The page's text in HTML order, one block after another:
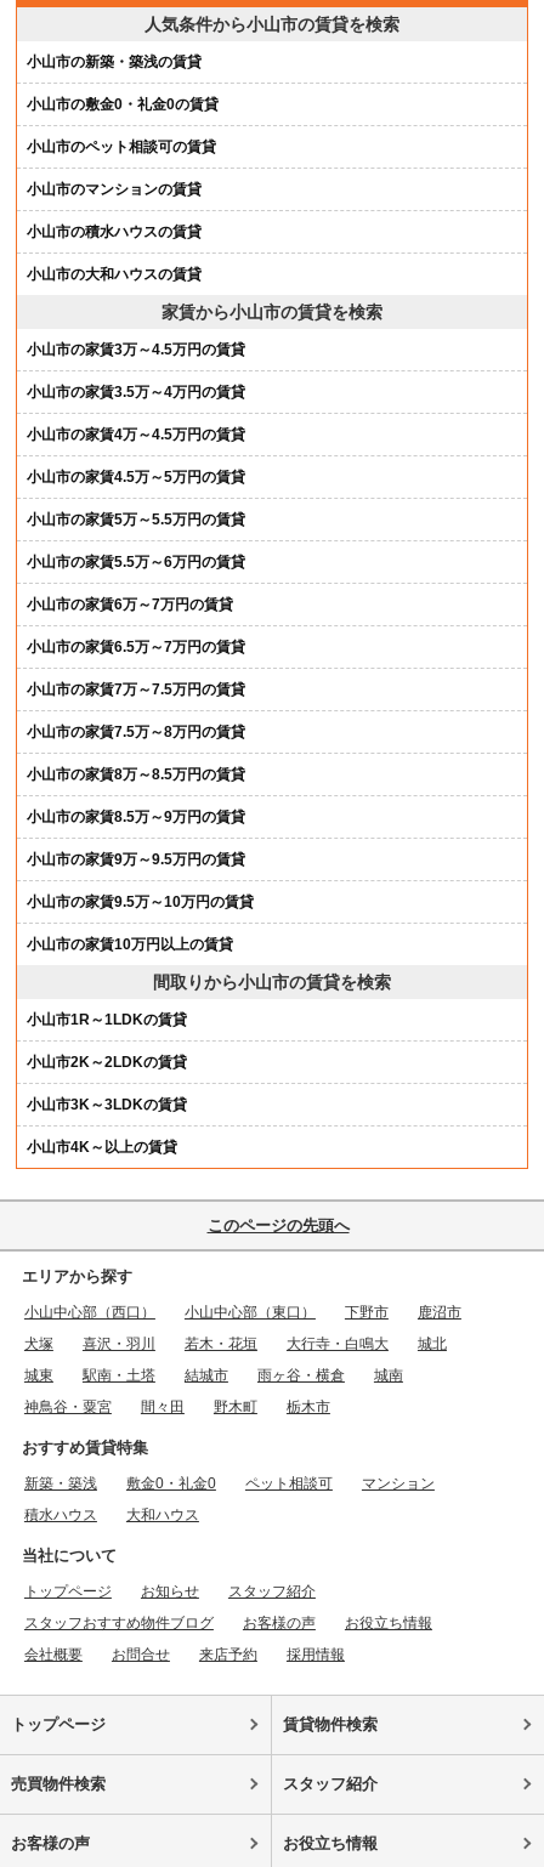
人気条件から小山市の賃貸を検索
小山市の新築・築浅の賃貸
小山市の敷金0・礼金0の賃貸
小山市のペット相談可の賃貸
小山市のマンションの賃貸
小山市の積水ハウスの賃貸
小山市の大和ハウスの賃貸
家賃から小山市の賃貸を検索
小山市の家賃3万～4.5万円の賃貸
小山市の家賃3.5万～4万円の賃貸
小山市の家賃4万～4.5万円の賃貸
小山市の家賃4.5万～5万円の賃貸
小山市の家賃5万～5.5万円の賃貸
小山市の家賃5.5万～6万円の賃貸
小山市の家賃6万～7万円の賃貸
小山市の家賃6.5万～7万円の賃貸
小山市の家賃7万～7.5万円の賃貸
小山市の家賃7.5万～8万円の賃貸
小山市の家賃8万～8.5万円の賃貸
小山市の家賃8.5万～9万円の賃貸
小山市の家賃9万～9.5万円の賃貸
小山市の家賃9.5万～10万円の賃貸
小山市の家賃10万円以上の賃貸
間取りから小山市の賃貸を検索
小山市1R～1LDKの賃貸
小山市2K～2LDKの賃貸
小山市3K～3LDKの賃貸
小山市4K～以上の賃貸
このページの先頭へ
エリアから探す
小山中心部（西口） 小山中心部（東口） 下野市
鹿沼市
犬塚
喜沢・羽川 若木・花垣 大行寺・白鳴大
城北
城東
駅南・土塔 結城市 雨ヶ谷・横倉
城南
神鳥谷・粟宮
間々田 野木町 栃木市
おすすめ賃貸特集
新築・築浅 敷金0・礼金0 ペット相談可
マンション
積水ハウス
大和ハウス
当社について
トップページ お知らせ
スタッフ紹介
スタッフおすすめ物件ブログ
お客様の声
お役立ち情報
会社概要
お問合せ 来店予約 採用情報
トップページ 賃貸物件検索
売買物件検索 スタッフ紹介
お客様の声 お役立ち情報